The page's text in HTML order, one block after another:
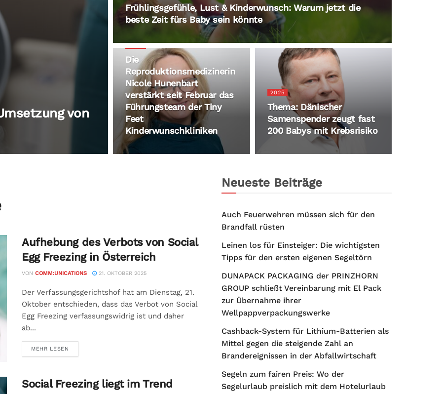
von
Frühlingsgefühle, Lust & Kinderwunsch: Warum jetzt die
beste Zeit fürs Baby sein könnte
2026
Die
Reproduktionsmedizinerin
Nicole Hunenbart
verstärkt seit Februar das
Führungsteam der Tiny
Feet
Kinderwunschkliniken
2025
Thema: Dänischer
Samenspender zeugt fast
200 Babys mit Krebsrisiko
Aufhebung des Verbots von Social
Egg Freezing in Österreich
VON COMM:UNICATIONS 21. OKTOBER 2025
Der Verfassungsgerichtshof hat am Dienstag, 21.
Oktober entschieden, dass das Verbot von Social
Egg Freezing verfassungswidrig ist und daher
ab...
MEHR LESEN
Social Freezing liegt im Trend
Neueste Beiträge
Auch Feuerwehren müssen sich für den
Brandfall rüsten
Leinen los für Einsteiger: Die wichtigsten
Tipps für den ersten eigenen Segeltörn
DUNAPACK PACKAGING der PRINZHORN
GROUP schließt Vereinbarung mit El Pack
zur Übernahme ihrer
Wellpappverpackungswerke
Cashback-System für Lithium-Batterien als
Mittel gegen die steigende Zahl an
Brandereignissen in der Abfallwirtschaft
Segeln zum fairen Preis: Wo der
Segelurlaub preislich mit dem Hotelurlaub